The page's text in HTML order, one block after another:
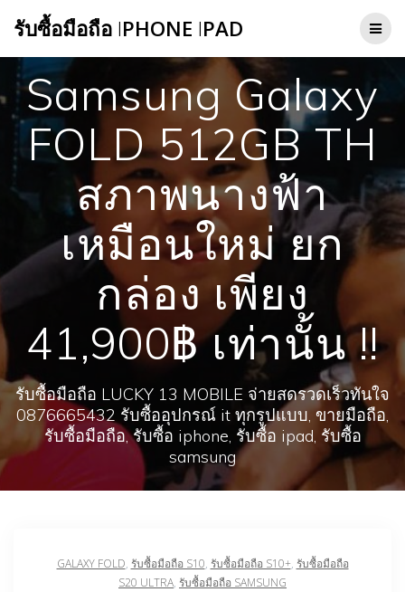
to
รับซื้อมือถือ IPHONE IPAD
Samsung Galaxy
FOLD 512GB TH
สภาพนางฟ้า
เหมือนใหม่ ยก
กล่อง เพียง
41,900฿ เท่านั้น !!
รับซื้อมือถือ LUCKY 13 MOBILE จ่ายสดรวดเร็วทันใจ
0876665432 รับซื้ออุปกรณ์ it ทุกรูปแบบ, ขายมือถือ,
รับซื้อมือถือ, รับซื้อ iphone, รับซื้อ ipad, รับซื้อ
samsung
GALAXY FOLD, รับซื้อมือถือ S10, รับซื้อมือถือ S10+, รับซื้อมือถือ
S20 ULTRA, รับซื้อมือถือ SAMSUNG